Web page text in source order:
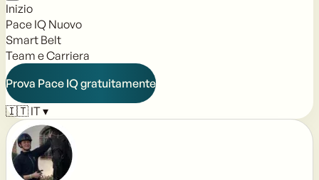
Inizio
Pace IQ Nuovo
Smart Belt
Team e Carriera
Prova Pace IQ gratuitamente
🇮🇹 IT▾